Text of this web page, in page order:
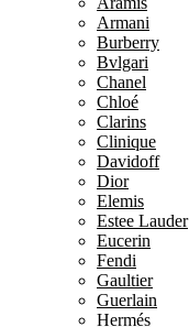
Armani
Burberry
Bvlgari
Chanel
Chloé
Clarins
Clinique
Davidoff
Dior
Elemis
Estee Lauder
Eucerin
Fendi
Gaultier
Guerlain
Hermés